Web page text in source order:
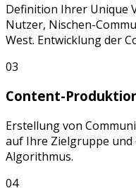
Definition Ihrer Unique
Nutzer, Nischen-
West. Entwicklung der
03
Content-
Erstellung von
auf Ihre Zielgruppe
Algorithmus.
04